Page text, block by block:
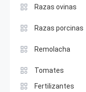
Razas ovinas
Razas porcinas
Remolacha
Tomates
Fertilizantes